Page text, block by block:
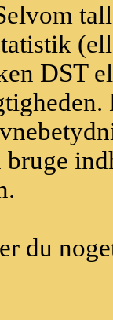
DST
bruge
du